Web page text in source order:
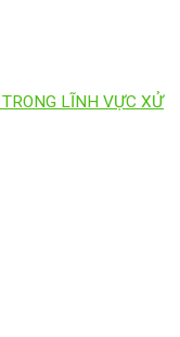
LĨNH VỰC XỬ